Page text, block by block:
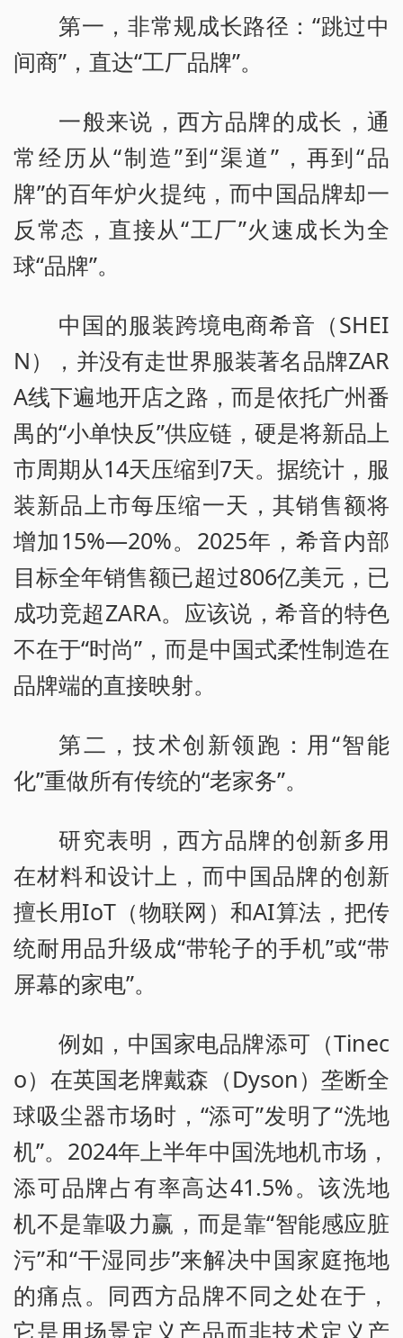
第一，非常规成长路径：“跳过中
间商”，直达“工厂品牌”。
一般来说，西方品牌的成长，通
常经历从“制造”到“渠道”，再到“品
牌”的百年炉火提纯，而中国品牌却一
反常态，直接从“工厂”火速成长为全
球“品牌”。
中国的服装跨境电商希音（SHEI
N），并没有走世界服装著名品牌ZAR
A线下遍地开店之路，而是依托广州番
禺的“小单快反”供应链，硬是将新品上
市周期从14天压缩到7天。据统计，服
装新品上市每压缩一天，其销售额将
增加15%—20%。2025年，希音内部
目标全年销售额已超过806亿美元，已
成功竞超ZARA。应该说，希音的特色
不在于“时尚”，而是中国式柔性制造在
品牌端的直接映射。
第二，技术创新领跑：用“智能
化”重做所有传统的“老家务”。
研究表明，西方品牌的创新多用
在材料和设计上，而中国品牌的创新
擅长用IoT（物联网）和AI算法，把传
统耐用品升级成“带轮子的手机”或“带
屏幕的家电”。
例如，中国家电品牌添可（Tinec
o）在英国老牌戴森（Dyson）垄断全
球吸尘器市场时，“添可”发明了“洗地
机”。2024年上半年中国洗地机市场，
添可品牌占有率高达41.5%。该洗地
机不是靠吸力赢，而是靠“智能感应脏
污”和“干湿同步”来解决中国家庭拖地
的痛点。同西方品牌不同之处在于，
它是用场景定义产品而非技术定义产